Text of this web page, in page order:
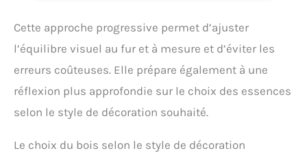
suspendue : Largement applicable à la maison, bar,
café, restaurant de plage aux fêtes, mur de photos
de style nautique DIY, aux photos de voyage, aux
cartes de Noël, aux souvenirs. Faites de la roue de
murale essentielle pour votre salon, votre chambre
et votre dortoir. Facile à installer:Fourni avec un
petit crochet triangulaire en métal do s des rayons,
besoin d'une décoration de plage, il peut répondre
Cette approche progressive permet d’ajuster
l’équilibre visuel au fur et à mesure et d’éviter les
erreurs coûteuses. Elle prépare également à une
réflexion plus approfondie sur le choix des essences
selon le style de décoration souhaité.
Le choix du bois selon le style de décoration